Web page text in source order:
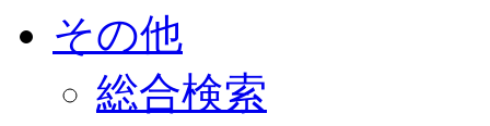
その他
総合検索